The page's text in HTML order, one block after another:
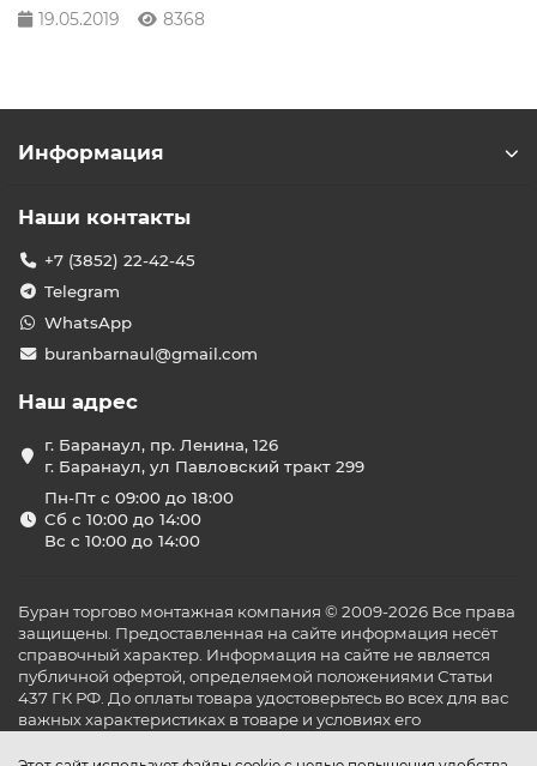
19.05.2019 8368
Информация
Наши контакты
+7 (3852) 22-42-45
Telegram
WhatsApp
buranbarnaul@gmail.com
Наш адрес
г. Баранаул, пр. Ленина, 126
г. Баранаул, ул Павловский тракт 299
Пн-Пт с 09:00 до 18:00
Сб с 10:00 до 14:00
Вс с 10:00 до 14:00
Буран торгово монтажная компания © 2009-2026 Все права
защищены. Предоставленная на сайте информация несёт
справочный характер. Информация на сайте не является
публичной офертой, определяемой положениями Статьи
437 ГК РФ. До оплаты товара удостоверьтесь во всех для вас
важных характеристиках в товаре и условиях его